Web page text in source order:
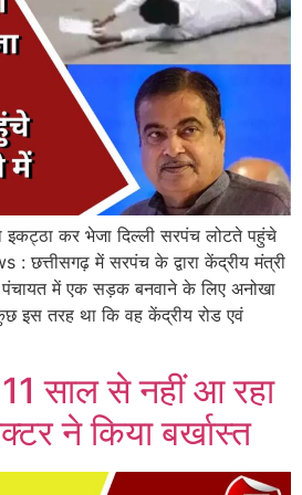
इकट्ठा कर भेजा दिल्ली सरपंच लोटते पहुंचे
छत्तीसगढ़ में सरपंच के द्वारा केंद्रीय मंत्री
पंचायत में एक सड़क बनवाने के लिए अनोखा
इस तरह था कि वह केंद्रीय रोड एवं
साल से नहीं आ रहा
ने किया बर्खास्त